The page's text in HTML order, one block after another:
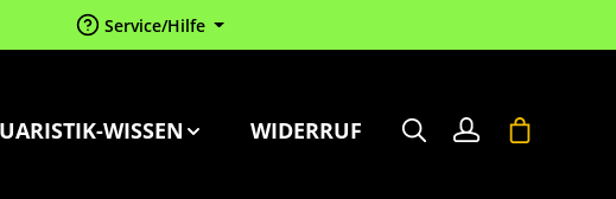
Service/Hilfe
WISSEN WIDERRUF